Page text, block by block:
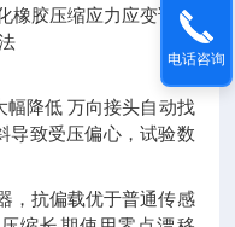
橡胶压缩应力应变试验
幅降低 万向接头自动找
导致受压偏心，试验数
，抗偏载优于普通传感
电话咨询